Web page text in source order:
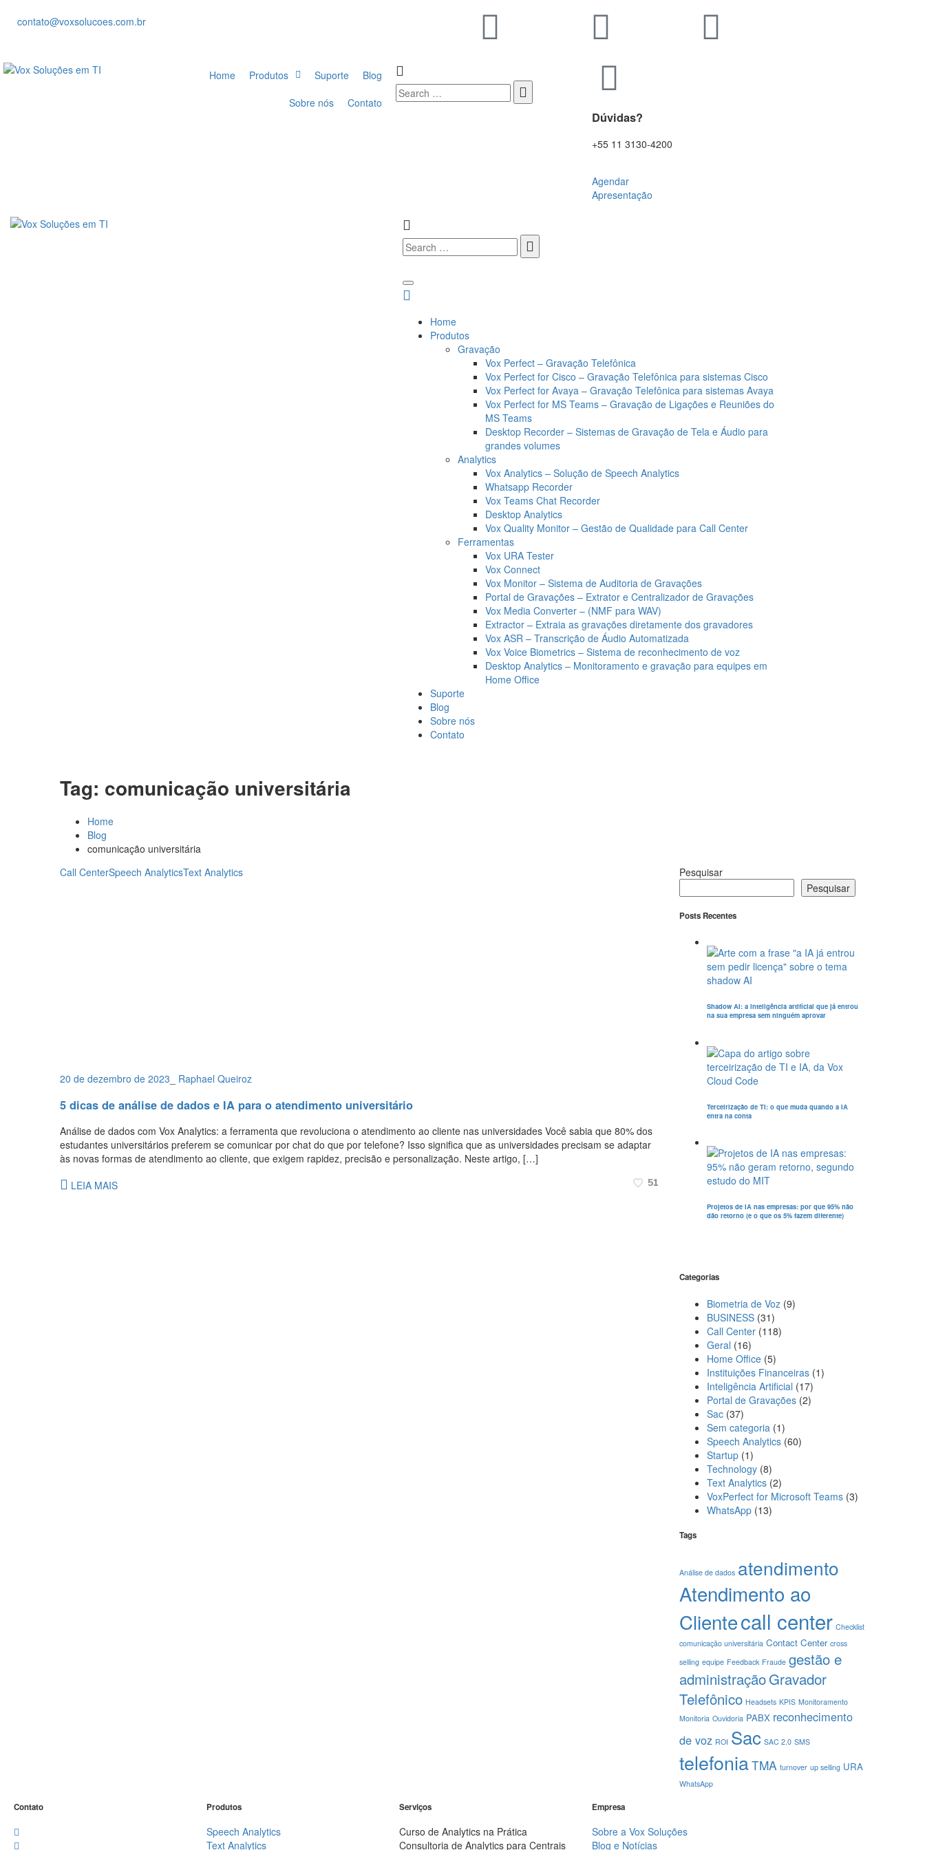
contato@voxsolucoes.com.br
Home Produtos Suporte
Blog
Sobre nós
Contato
Dúvidas?
+55 11 3130-4200
Agendar
Apresentação
Home
Produtos
Gravação
Vox Perfect – Gravação Telefônica
Vox Perfect for Cisco – Gravação Telefônica para sistemas Cisco
Vox Perfect for Avaya – Gravação Telefônica para sistemas Avaya
Vox Perfect for MS Teams – Gravação de Ligações e Reuniões do
MS Teams
Desktop Recorder – Sistemas de Gravação de Tela e Áudio para
grandes volumes
Analytics
Vox Analytics – Solução de Speech Analytics
Whatsapp Recorder
Vox Teams Chat Recorder
Desktop Analytics
Vox Quality Monitor – Gestão de Qualidade para Call Center
Ferramentas
Vox URA Tester
Vox Connect
Vox Monitor – Sistema de Auditoria de Gravações
Portal de Gravações – Extrator e Centralizador de Gravações
Vox Media Converter – (NMF para WAV)
Extractor – Extraia as gravações diretamente dos gravadores
Vox ASR – Transcrição de Áudio Automatizada
Vox Voice Biometrics – Sistema de reconhecimento de voz
Desktop Analytics – Monitoramento e gravação para equipes em
Home Office
Suporte
Blog
Sobre nós
Contato
Tag: comunicação universitária
Home
Blog
comunicação universitária
Call CenterSpeech AnalyticsText Analytics
20 de dezembro de 2023 Raphael Queiroz
5 dicas de análise de dados e IA para o atendimento universitário
Análise de dados com Vox Analytics: a ferramenta que revoluciona o atendimento ao cliente nas universidades Você sabia que 80% dos
estudantes universitários preferem se comunicar por chat do que por telefone? Isso significa que as universidades precisam se adaptar
às novas formas de atendimento ao cliente, que exigem rapidez, precisão e personalização. Neste artigo, […]
LEIA MAIS
51
Pesquisar
Pesquisar
Posts Recentes
Shadow AI: a inteligência artificial que já entrou
na sua empresa sem ninguém aprovar
Terceirização de TI: o que muda quando a IA
entra na conta
Projetos de IA nas empresas: por que 95% não
dão retorno (e o que os 5% fazem diferente)
Categorias
Biometria de Voz (9)
BUSINESS (31)
Call Center (118)
Geral (16)
Home Office (5)
Instituições Financeiras (1)
Inteligência Artificial (17)
Portal de Gravações (2)
Sac (37)
Sem categoria (1)
Speech Analytics (60)
Startup (1)
Technology (8)
Text Analytics (2)
VoxPerfect for Microsoft Teams (3)
WhatsApp (13)
Tags
Análise de dados atendimento
Atendimento ao
Clientecall center Checklist
comunicação universitária Contact Center cross
selling equipe Feedback Fraude gestão e
administraçãoGravador
Telefônico Headsets KPIS Monitoramento
Monitoria Ouvidoria PABX reconhecimento
de voz ROI Sac SAC 2.0 SMS
telefoniaTMA turnover up selling URA
WhatsApp
Contato Produtos
Speech Analytics
Text Analytics
Serviços
Curso de Analytics na Prática
Consultoria de Analytics para Centrais
Empresa
Sobre a Vox Soluções
Blog e Notícias